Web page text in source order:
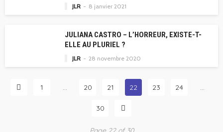
JLR 8 janvier 2021
JULIANA CASTRO – L’HORREUR, EXISTE-T-
ELLE AU PLURIEL ?
JLR 28 novembre 2020
1 … 20 21 22 23 24 …
30